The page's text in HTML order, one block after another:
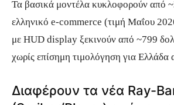
Τα βασικά μοντέλα κυκλοφορούν από
ελληνικό e-commerce (τιμή Μαΐου
με HUD display ξεκινούν από ~799
χωρίς επίσημη τιμολόγηση για Ελλάδα
Διαφέρουν τα νέα Ray-